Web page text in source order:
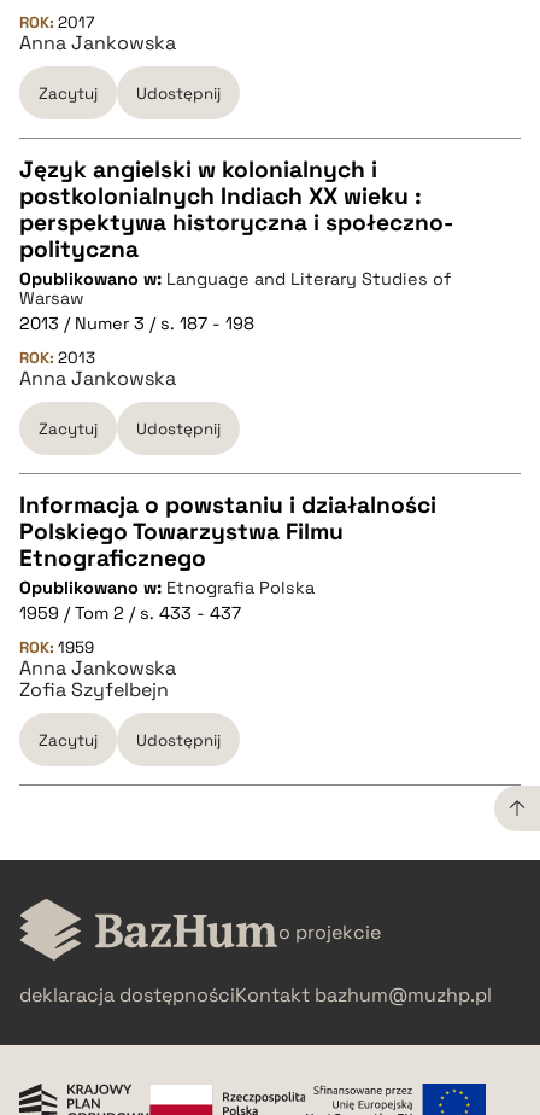
BIBTEX
pobierz cytat
ROK: 2017
Anna Jankowska
Zacytuj Udostępnij
CZYSTY TEKST
pobierz cytat
BIBTEX
pobierz cytat
Język angielski w kolonialnych i
postkolonialnych Indiach XX wieku :
perspektywa historyczna i społeczno-
polityczna
Opublikowano w: Language and Literary Studies of
Warsaw
2013 / Numer 3 / s. 187 - 198
ROK: 2013
Anna Jankowska
Zacytuj Udostępnij
CZYSTY TEKST
pobierz cytat
BIBTEX
pobierz cytat
Informacja o powstaniu i działalności
Polskiego Towarzystwa Filmu
Etnograficznego
Opublikowano w: Etnografia Polska
1959 / Tom 2 / s. 433 - 437
ROK: 1959
Anna Jankowska
Zofia Szyfelbejn
Zacytuj Udostępnij
CZYSTY TEKST
pobierz cytat
BIBTEX
o projekcie
deklaracja dostępnościKontakt bazhum@muzhp.pl